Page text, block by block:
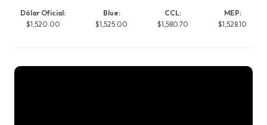
Dólar Oficial:
$1,520.00
Blue:
$1,525.00
CCL:
$1,580.70
MEP:
$1,528.10